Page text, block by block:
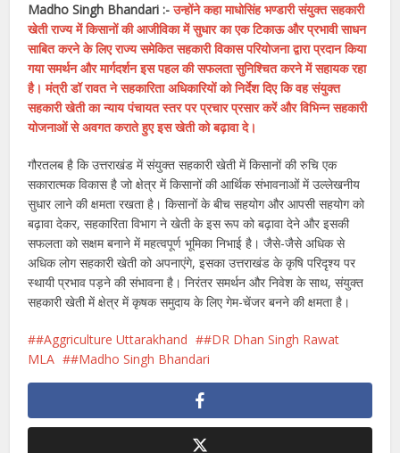
Madho Singh Bhandari :- उन्होंने कहा माधोसिंह भण्डारी संयुक्त सहकारी
खेती राज्य में किसानों की आजीविका में सुधार का एक टिकाऊ और प्रभावी साधन
साबित करने के लिए राज्य समेकित सहकारी विकास परियोजना द्वारा प्रदान किया
गया समर्थन और मार्गदर्शन इस पहल की सफलता सुनिश्चित करने में सहायक रहा
है। मंत्री डॉ रावत ने सहकारिता अधिकारियों को निर्देश दिए कि वह संयुक्त
सहकारी खेती का न्याय पंचायत स्तर पर प्रचार प्रसार करें और विभिन्न सहकारी
योजनाओं से अवगत कराते हुए इस खेती को बढ़ावा दे।
गौरतलब है कि उत्तराखंड में संयुक्त सहकारी खेती में किसानों की रुचि एक
सकारात्मक विकास है जो क्षेत्र में किसानों की आर्थिक संभावनाओं में उल्लेखनीय
सुधार लाने की क्षमता रखता है। किसानों के बीच सहयोग और आपसी सहयोग को
बढ़ावा देकर, सहकारिता विभाग ने खेती के इस रूप को बढ़ावा देने और इसकी
सफलता को सक्षम बनाने में महत्वपूर्ण भूमिका निभाई है। जैसे-जैसे अधिक से
अधिक लोग सहकारी खेती को अपनाएंगे, इसका उत्तराखंड के कृषि परिदृश्य पर
स्थायी प्रभाव पड़ने की संभावना है। निरंतर समर्थन और निवेश के साथ, संयुक्त
सहकारी खेती में क्षेत्र में कृषक समुदाय के लिए गेम-चेंजर बनने की क्षमता है।
#Aggriculture Uttarakhand
#DR Dhan Singh Rawat
MLA
#Madho Singh Bhandari